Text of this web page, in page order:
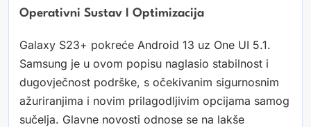
Operativni Sustav I Optimizacija
Galaxy S23+ pokreće Android 13 uz One UI 5.1.
Samsung je u ovom popisu naglasio stabilnost i
dugovječnost podrške, s očekivanim sigurnosnim
ažuriranjima i novim prilagodljivim opcijama samog
sučelja. Glavne novosti odnose se na lakše